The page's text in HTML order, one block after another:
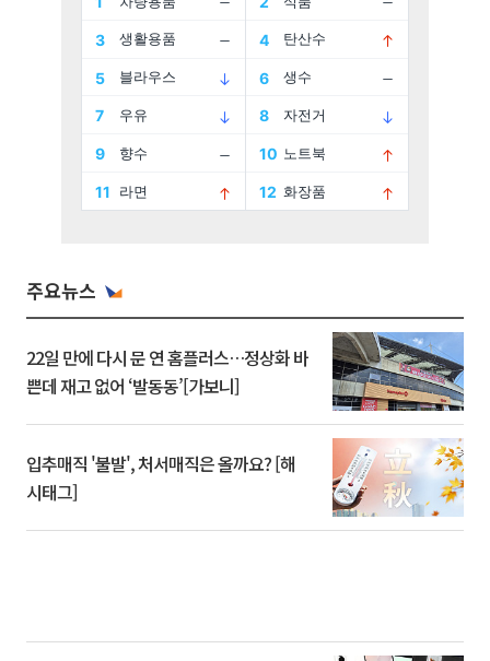
주요뉴스
22일 만에 다시 문 연 홈플러스…정상화 바
쁜데 재고 없어 ‘발동동’[가보니]
입추매직 '불발', 처서매직은 올까요? [해
시태그]